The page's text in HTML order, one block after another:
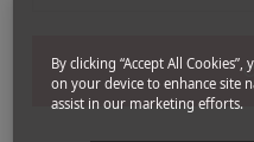
By clicking “Accept All
on your device to enhance site
assist in our marketing efforts.